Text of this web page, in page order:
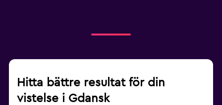
Hitta bättre resultat för din
vistelse i Gdansk